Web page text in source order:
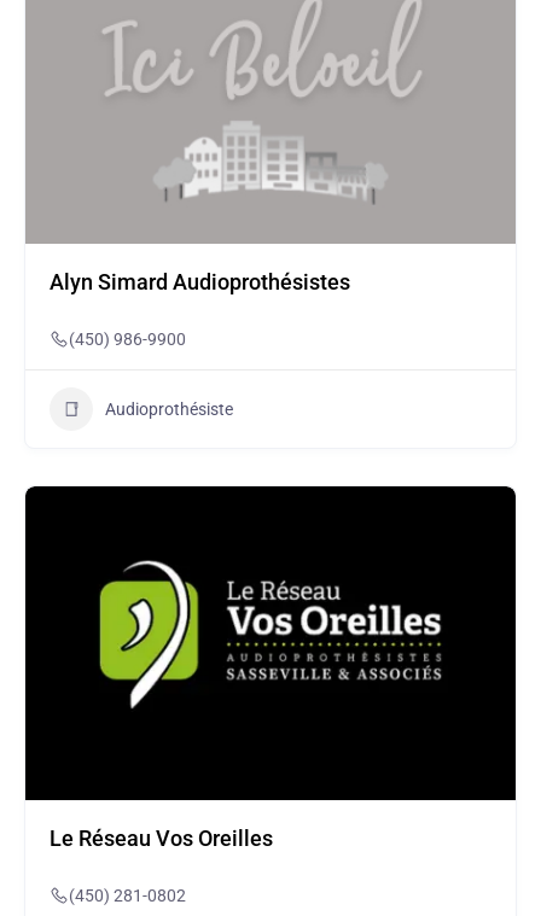
Alyn Simard Audioprothésistes
(450) 986-9900
Audioprothésiste
Le Réseau Vos Oreilles
(450) 281-0802